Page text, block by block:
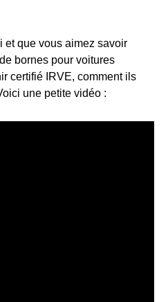
et que vous aimez savoir
bornes pour voitures
certifié IRVE, comment ils
une petite vidéo :